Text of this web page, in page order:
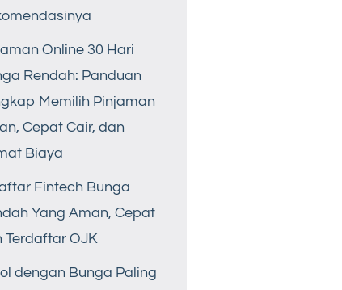
Online 30 Hari
Rendah: Panduan
Memilih Pinjaman
Cepat Cair, dan
Biaya
Fintech Bunga
Yang Aman, Cepat
Terdaftar OJK
dengan Bunga Paling